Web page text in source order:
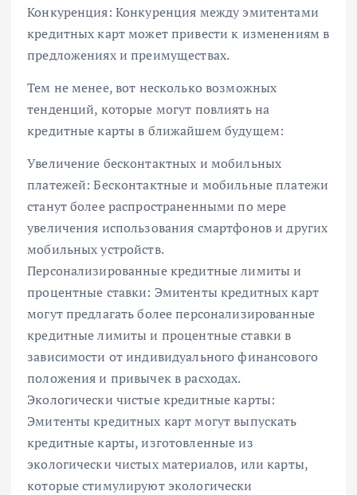
Конкуренция: Конкуренция между эмитентами
кредитных карт может привести к изменениям в
предложениях и преимуществах.
Тем не менее, вот несколько возможных
тенденций, которые могут повлиять на
кредитные карты в ближайшем будущем:
Увеличение бесконтактных и мобильных
платежей: Бесконтактные и мобильные платежи
станут более распространенными по мере
увеличения использования смартфонов и других
мобильных устройств.
Персонализированные кредитные лимиты и
процентные ставки: Эмитенты кредитных карт
могут предлагать более персонализированные
кредитные лимиты и процентные ставки в
зависимости от индивидуального финансового
положения и привычек в расходах.
Экологически чистые кредитные карты:
Эмитенты кредитных карт могут выпускать
кредитные карты, изготовленные из
экологически чистых материалов, или карты,
которые стимулируют экологически